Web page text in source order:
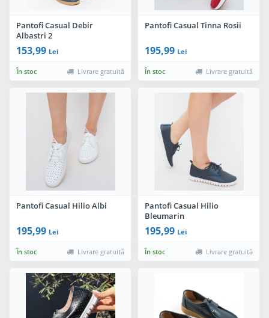
Pantofi Casual Debir
Albastri 2
153,99 Lei
În stoc Livrare gratuită
Pantofi Casual Tinna Rosii
195,99 Lei
În stoc Livrare gratuită
Pantofi Casual Hilio Albi
195,99 Lei
În stoc Livrare gratuită
Pantofi Casual Hilio
Bleumarin
195,99 Lei
În stoc Livrare gratuită